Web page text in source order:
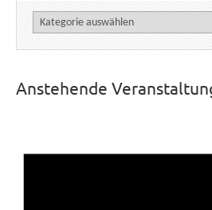
Kategorien
Anstehende